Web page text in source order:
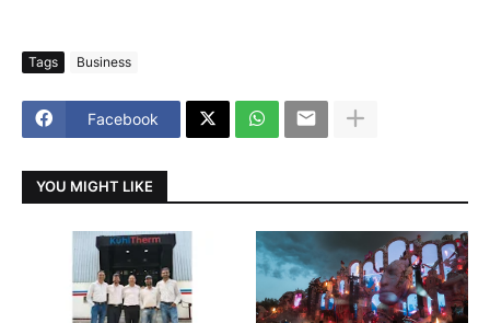
Tags Business
Facebook
YOU MIGHT LIKE